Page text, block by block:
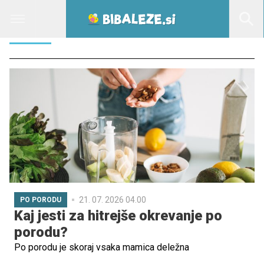
PO PORODU 21. 07. 2026 04.00
Kaj jesti za hitrejše okrevanje po
porodu?
Po porodu je skoraj vsaka mamica deležna